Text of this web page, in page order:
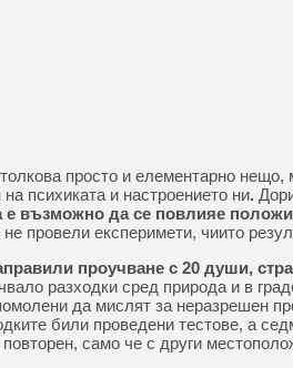
просто и елементарно нещо,
психиката и настроението ни.
е възможно да се повлияе
провели експеримети, чиито
проучване с 20 души,
разходки сред природа и в
да мислят за неразрешен
били проведени тестове, а
само че с други